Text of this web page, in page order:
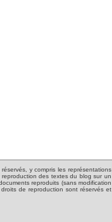
y compris les représentations
reproduction des textes du blog sur un
reproduits (sans modification
de reproduction sont réservés et